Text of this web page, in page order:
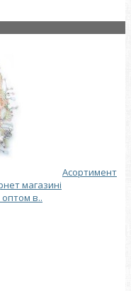
Асортимент
магазині
в..